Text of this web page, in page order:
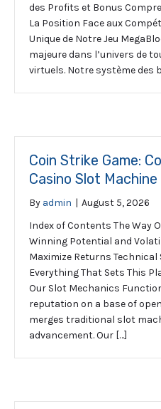
des Profits et Bonus
La Position Face aux
Unique de Notre Jeu
majeure dans l’univers de
virtuels. Notre système des
Coin Strike Game:
Casino Slot
By admin | August 5, 2026
Index of Contents The Way
Winning Potential and
Maximize Returns
Everything That Sets This
Our Slot Mechanics
reputation on a base of
merges traditional slot
advancement. Our […]